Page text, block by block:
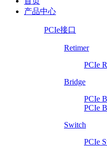
产品中心
PCIe接口
Retimer
PCIe
Bridge
PCIe
PCIe
Switch
PCIe